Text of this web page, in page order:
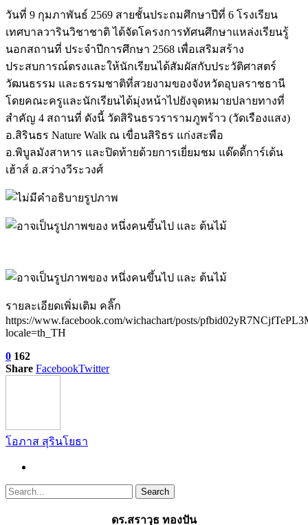
วันที่ 9 กุมภาพันธ์ 2569 สายชั้นประถมศึกษาปีที่ 6 โรงเรียน
เทศบาลวารินวิชาชาติ ได้จัดโครงการทัศนศึกษาแหล่งเรียนรู้
นอกสถานที่ ประจำปีการศึกษา 2568 เพื่อเสริมสร้าง
ประสบการณ์ตรงและให้นักเรียนได้สัมผัสกับประวัติศาสตร์
วัฒนธรรม และธรรมชาติที่สวยงามของจังหวัดอุบลราชธานี
โดยคณะครูและนักเรียนได้มุ่งหน้าไปยังจุดหมายปลายทางที่
สำคัญ 4 สถานที่ ดังนี้ วัดสิรินธรวรารามภูพร้าว (วัดเรืองแสง)
อ.สิรินธร Nature Walk ณ เขื่อนสิริธร แก่งสะพือ
อ.พิบูลมังสาหาร และปิดท้ายด้วยการเยี่ยมชม แด๊ดดี้การ์เด้น
เฮ้าส์ อ.สว่างวีระวงศ์
รายละเอียดเพิ่มเติม คลิ๊ก
https://www.facebook.com/wichachart/posts/
locale=th_TH
0 162
Share FacebookTwitter
โอภาส สุรินโยธา
ดร.สราวุธ ทองปัน